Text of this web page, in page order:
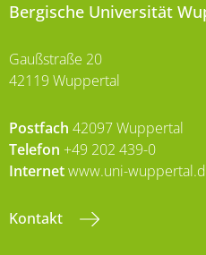
Bergische Universität
Gaußstraße 20
42119 Wuppertal
Postfach 42097 Wuppertal
Telefon +49 202 439-0
Internetwww.uni-
Kontakt